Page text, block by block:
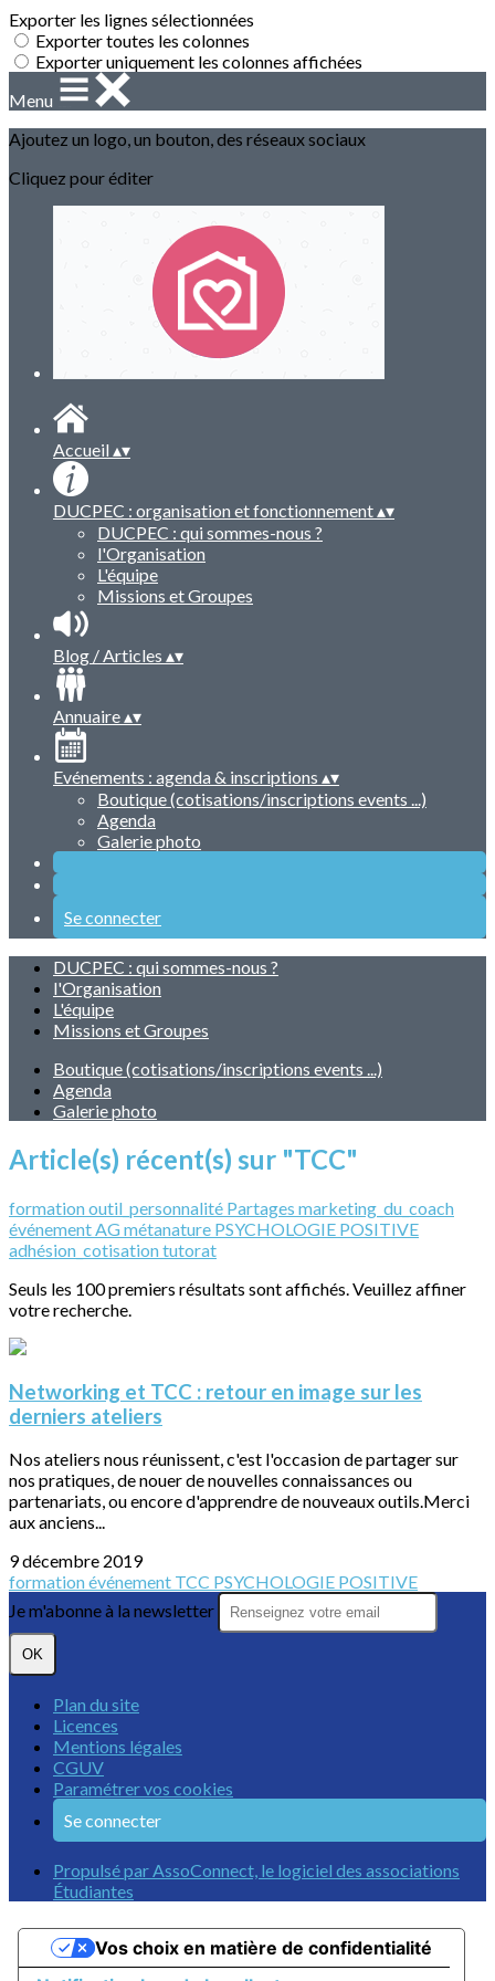
Exporter les lignes sélectionnées
Exporter toutes les colonnes
Exporter uniquement les colonnes affichées
Menu
Ajoutez un logo, un bouton, des réseaux sociaux
Cliquez pour éditer
Accueil ▴▾
DUCPEC : organisation et fonctionnement▴▾
DUCPEC : qui sommes-nous ?
l'Organisation
L'équipe
Missions et Groupes
Blog / Articles ▴▾
Annuaire▴▾
Evénements : agenda & inscriptions ▴▾
Boutique (cotisations/inscriptions events ...)
Agenda
Galerie photo
Se connecter
DUCPEC : qui sommes-nous ?
l'Organisation
L'équipe
Missions et Groupes
Boutique (cotisations/inscriptions events ...)
Agenda
Galerie photo
Article(s) récent(s) sur "TCC"
formationoutil_personnalité Partages marketing_du_coach
événementAGmétanature PSYCHOLOGIE POSITIVE
adhésion_cotisationtutorat
Seuls les 100 premiers résultats sont affichés. Veuillez affiner
votre recherche.
Networking et TCC : retour en image sur les
derniers ateliers
Nos ateliers nous réunissent, c'est l'occasion de partager sur
nos pratiques, de nouer de nouvelles connaissances ou
partenariats, ou encore d'apprendre de nouveaux outils.Merci
aux anciens...
9 décembre 2019
formationévénement TCC PSYCHOLOGIE POSITIVE
Je m'abonne à la newsletter
OK
Plan du site
Licences
Mentions légales
CGUV
Paramétrer vos cookies
Se connecter
Propulsé par AssoConnect, le logiciel des associations
Étudiantes
Vos choix en matière de confidentialité